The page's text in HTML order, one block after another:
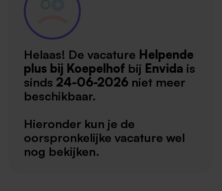
Helaas! De vacature Helpende
plus bij Koepelhof bij Envida is
sinds 24-06-2026 niet meer
beschikbaar.
Hieronder kun je de
oorspronkelijke vacature wel
nog bekijken.